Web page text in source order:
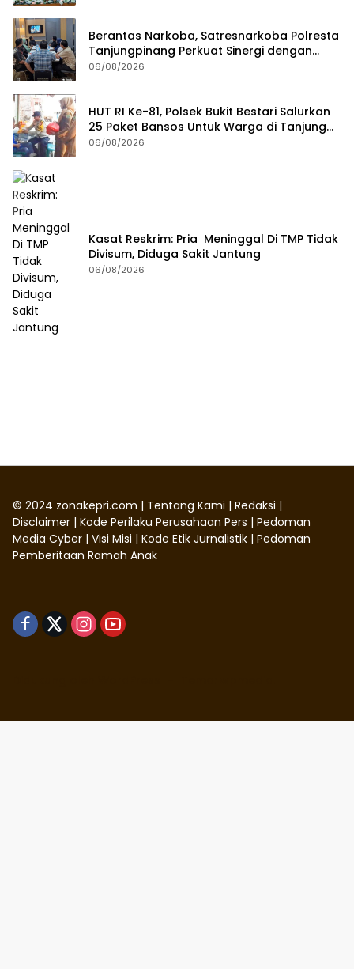
Berantas Narkoba, Satresnarkoba Polresta
Tanjungpinang Perkuat Sinergi dengan
Jasa Ekspedisi
06/08/2026
HUT RI Ke-81, Polsek Bukit Bestari Salurkan
25 Paket Bansos Untuk Warga di Tanjung
Unggat
06/08/2026
Kasat Reskrim: Pria Meninggal Di TMP Tidak
Divisum, Diduga Sakit Jantung
06/08/2026
© 2024 zonakepri.com | Tentang Kami | Redaksi |
Disclaimer | Kode Perilaku Perusahaan Pers | Pedoman
Media Cyber | Visi Misi | Kode Etik Jurnalistik | Pedoman
Pemberitaan Ramah Anak